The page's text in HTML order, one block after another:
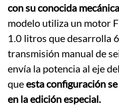
con su conocida
modelo utiliza un motor
1.0 litros que desarrolla
transmisión manual de
envía la potencia al eje
queesta configuración
en la edición especial.